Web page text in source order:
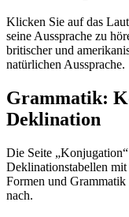
Klicken Sie auf das
seine Aussprache zu
britischer und
natürlichen Aussprache.
Grammatik:
Deklination
Die Seite
Deklinationstabellen
Formen und Grammatik
nach.